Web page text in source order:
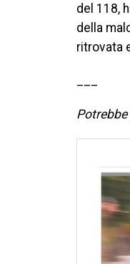
del 118,
della
ritrovata